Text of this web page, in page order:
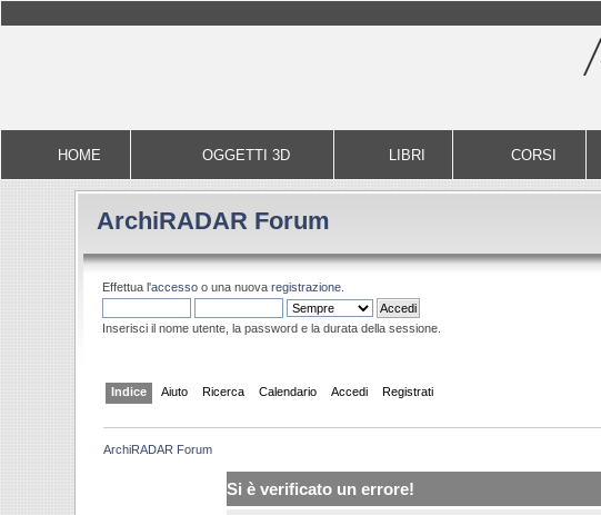
HOME OGGETTI 3D LIBRI CORSI
ArchiRADAR Forum
Effettua l'accesso o una nuovaregistrazione.
Inserisci il nome utente, la password e la durata della sessione.
Indice Aiuto Ricerca Calendario Accedi Registrati
ArchiRADAR Forum
Si è verificato un errore!